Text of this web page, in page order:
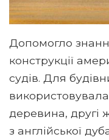
Допомогло
конструкції
судів. Для
деревина, другі
з англійської